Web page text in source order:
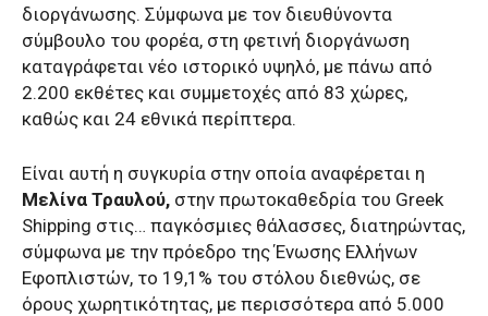
διοργάνωσης. Σύμφωνα με τον διευθύνοντα
σύμβουλο του φορέα, στη φετινή διοργάνωση
καταγράφεται νέο ιστορικό υψηλό, με πάνω από
2.200 εκθέτες και συμμετοχές από 83 χώρες,
καθώς και 24 εθνικά περίπτερα.
Είναι αυτή η συγκυρία στην οποία αναφέρεται η
Μελίνα Τραυλού, στην πρωτοκαθεδρία του Greek
Shipping στις… παγκόσμιες θάλασσες, διατηρώντας,
σύμφωνα με την πρόεδρο της Ένωσης Ελλήνων
Εφοπλιστών, το 19,1% του στόλου διεθνώς, σε
όρους χωρητικότητας, με περισσότερα από 5.000